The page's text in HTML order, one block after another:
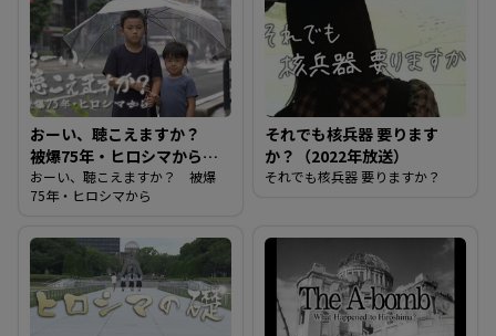
おーい、聴こえますか？
被爆75年・ヒロシマから
（2020年放送）
おーい、聴こえますか？ 被爆
75年・ヒロシマから
それでも核兵器 要ります
か？（2022年放送）
それでも核兵器 要りますか？